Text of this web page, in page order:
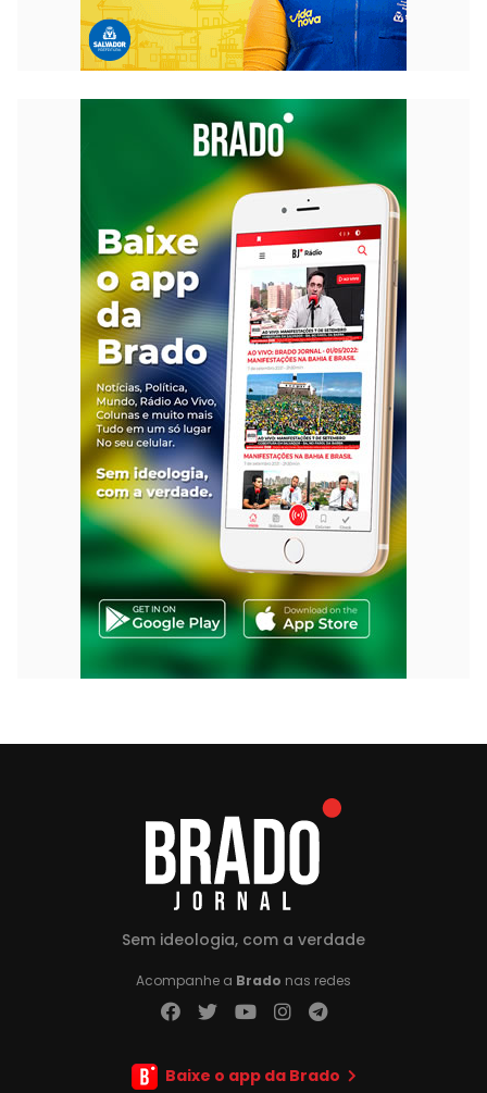
Sem ideologia, com a verdade
Acompanhe a Brado nas redes
Baixe o app da Brado